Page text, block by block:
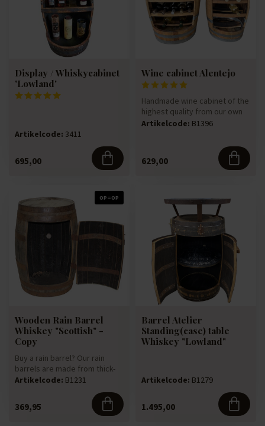
Display / Whiskycabinet
'Lowland'
Artikelcode: 3411
695,00
Wine cabinet Alentejo
Handmade wine cabinet of the
highest quality from our own
cooperage. Made from a...
Artikelcode: B1396
629,00
OP=OP
Wooden Rain Barrel
Whiskey "Scottish" -
Copy
Buy a rain barrel? Our rain
barrels are made from thick-
walled 225-litre oak win...
Artikelcode: B1231
369,95
Barrel Atelier
Standing(case) table
Whiskey "Lowland"
Artikelcode: B1279
1.495,00